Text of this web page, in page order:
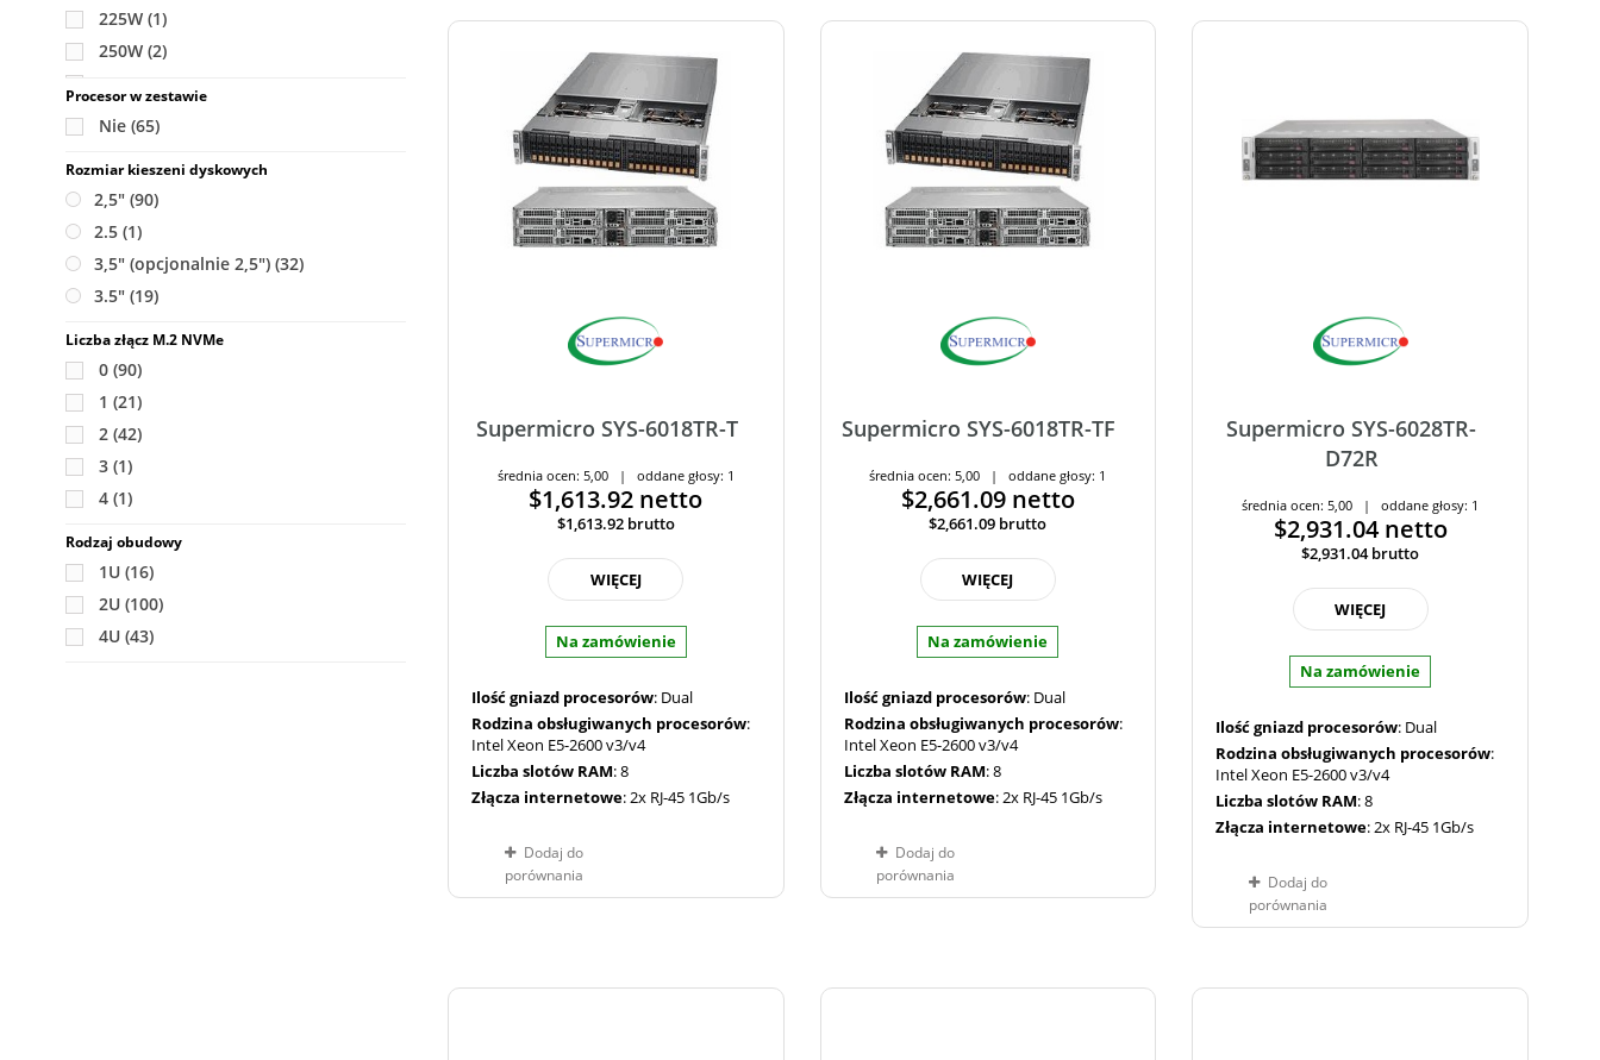
225W (1)
250W (2)
280W(3)
Procesor w zestawie
Nie (65)
Rozmiar kieszeni dyskowych
2,5" (90)
2.5 (1)
3,5" (opcjonalnie 2,5") (32)
3.5" (19)
Liczba złącz M.2 NVMe
0 (90)
1 (21)
2 (42)
3 (1)
4 (1)
Rodzaj obudowy
1U (16)
2U (100)
4U (43)
Supermicro SYS-6018TR-T
średnia ocen: 5,00 | oddane głosy: 1
$1,613.92 netto
$1,613.92 brutto
WIĘCEJ
Na zamówienie
Ilość gniazd procesorów: Dual
Rodzina obsługiwanych procesorów:
Intel Xeon E5-2600 v3/v4
Liczba slotów RAM: 8
Złącza internetowe: 2x RJ-45 1Gb/s
Dodaj do
porównania
Supermicro SYS-6018TR-TF
średnia ocen: 5,00 | oddane głosy: 1
$2,661.09 netto
$2,661.09 brutto
WIĘCEJ
Na zamówienie
Ilość gniazd procesorów: Dual
Rodzina obsługiwanych procesorów:
Intel Xeon E5-2600 v3/v4
Liczba slotów RAM: 8
Złącza internetowe: 2x RJ-45 1Gb/s
Dodaj do
porównania
Supermicro SYS-6028TR-
D72R
średnia ocen: 5,00 | oddane głosy: 1
$2,931.04 netto
$2,931.04brutto
WIĘCEJ
Na zamówienie
Ilość gniazd procesorów: Dual
Rodzina obsługiwanych procesorów:
Intel Xeon E5-2600 v3/v4
Liczba slotów RAM: 8
Złącza internetowe: 2x RJ-45 1Gb/s
Dodaj do
porównania